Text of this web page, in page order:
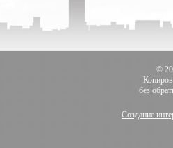
©
без
Создание